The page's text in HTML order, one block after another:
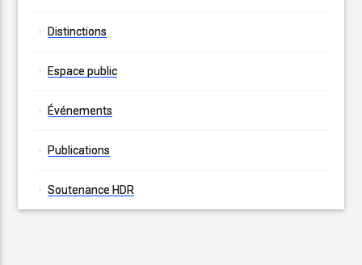
Distinctions
Espace public
Événements
Publications
Soutenance HDR